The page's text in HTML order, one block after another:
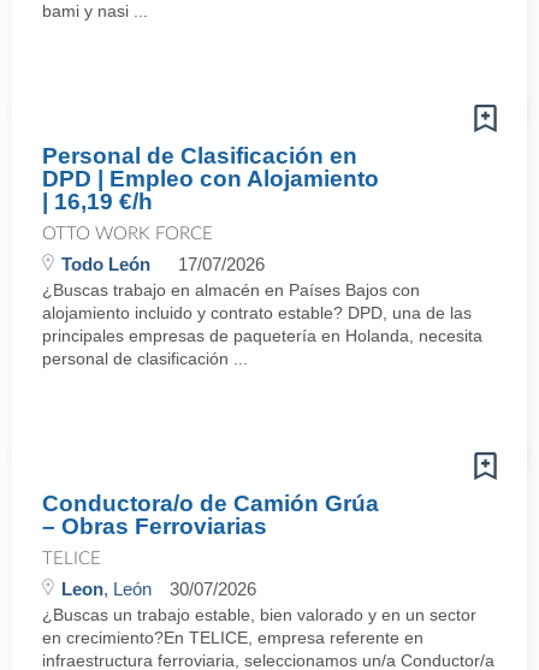
bami y nasi ...
Personal de Clasificación en
DPD | Empleo con Alojamiento
| 16,19 €/h
OTTO WORK FORCE
Todo León 17/07/2026
¿Buscas trabajo en almacén en Países Bajos con
alojamiento incluido y contrato estable? DPD, una de las
principales empresas de paquetería en Holanda, necesita
personal de clasificación ...
Conductora/o de Camión Grúa
– Obras Ferroviarias
TELICE
Leon, León 30/07/2026
¿Buscas un trabajo estable, bien valorado y en un sector
en crecimiento?En TELICE, empresa referente en
infraestructura ferroviaria, seleccionamos un/a Conductor/a